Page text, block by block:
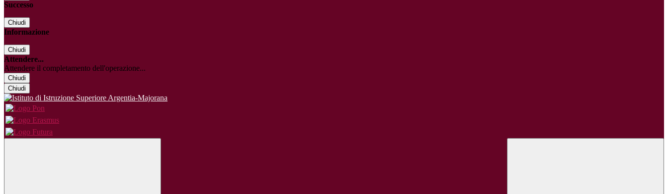
Successo
Chiudi
Informazione
Chiudi
Attendere...
Attendere il completamento dell'operazione...
Chiudi
Chiudi